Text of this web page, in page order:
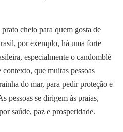
cheio para quem gosta de
por exemplo, há uma forte
especialmente o candomblé
que muitas pessoas
do mar, para pedir proteção e
pessoas se dirigem às praias,
saúde, paz e prosperidade.